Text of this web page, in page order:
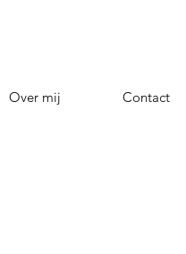
Over mij Contact